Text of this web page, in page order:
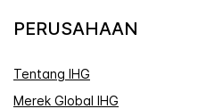
PERUSAHAAN
Tentang IHG
Merek Global IHG